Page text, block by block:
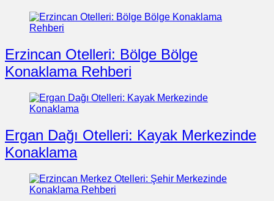
Erzincan Otelleri: Bölge Bölge
Konaklama Rehberi
Ergan Dağı Otelleri: Kayak Merkezinde
Konaklama